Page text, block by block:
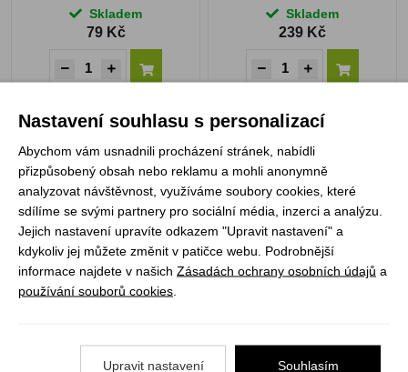
Skladem
79 Kč
Skladem
239 Kč
hovězím masem 2
PORCE
2 Porce
72h
249 Kč
MLS Mrkvový dort
49 Kč
Nastavení souhlasu s personalizací
Abychom vám usnadnili procházení stránek, nabídli
přizpůsobený obsah nebo reklamu a mohli anonymně
analyzovat návštěvnost, využíváme soubory cookies, které
sdílíme se svými partnery pro sociální média, inzerci a analýzu.
Jejich nastavení upravíte odkazem "Upravit nastavení" a
kdykoliv jej můžete změnit v patičce webu. Podrobnější
informace najdete v našich Zásadách ochrany osobních údajů a
používání souborů cookies
Upravit nastavení Souhlasím